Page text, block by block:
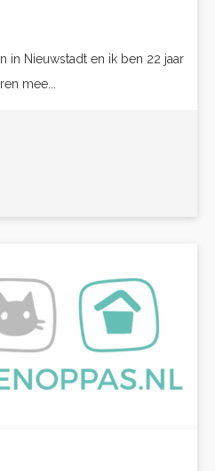
in Nieuwstadt en ik ben 22 jaar
mee...